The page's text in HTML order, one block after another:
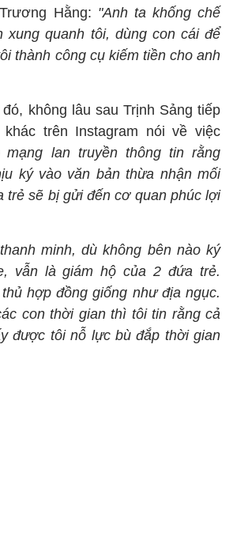
Hằng: "Anh ta khống chế
xung quanh tôi, dùng con cái để
thành công cụ kiếm tiền cho anh
không lâu sau Trịnh Sảng tiếp
trên Instagram nói về việc
mạng lan truyền thông tin rằng
ký vào văn bản thừa nhận mối
trẻ sẽ bị gửi đến cơ quan phúc lợi
minh, dù không bên nào ký
vẫn là giám hộ của 2 đứa trẻ.
hợp đồng giống như địa ngục.
con thời gian thì tôi tin rằng cả
được tôi nỗ lực bù đắp thời gian